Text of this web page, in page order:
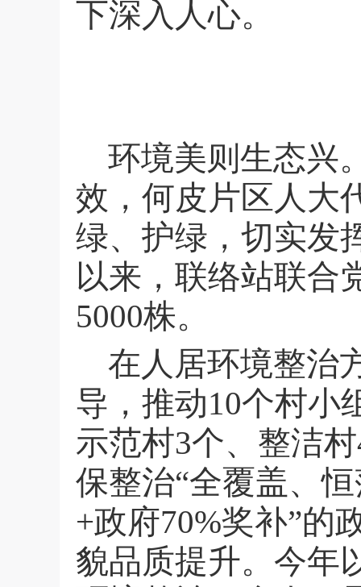
下深入人心。
环境美则生态兴
效，何皮片区人大
绿、护绿，切实发
以来，联络站联合
5000株。
在人居环境整治
导，推动10个村小
示范村3个、整洁村
保整治“全覆盖、
+政府70%奖补”的
貌品质提升。今年